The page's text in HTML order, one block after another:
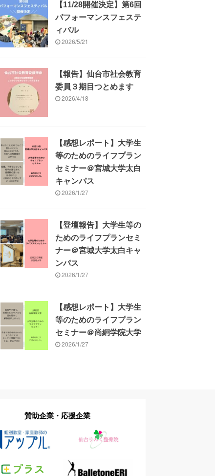
【11/28開催決定】第6回
パフォーマンスフェステ
ィバル
2026/5/21
【報告】仙台市社会教育
委員３期目つとめます
2026/4/18
【感想レポート】大学生
等のためのライフプラン
セミナー＠宮城大学太白
キャンパス
2026/1/27
【登壇報告】大学生等の
ためのライフプランセミ
ナー＠宮城大学太白キャ
ンパス
2026/1/27
【感想レポート】大学生
等のためのライフプラン
セミナー＠尚絅学院大学
2026/1/27
賛助企業・応援企業